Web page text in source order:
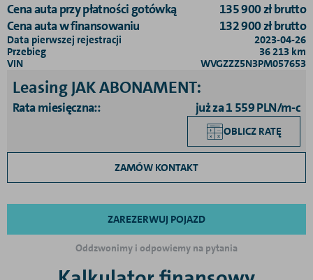
Cena auta przy płatności gotówką 135 900złbrutto
Cena auta w finansowaniu
132 900złbrutto
Data pierwszej rejestracji
2023-04-26
Przebieg
36 213 km
VIN
WVGZZZ5N3PM057653
Leasing JAK ABONAMENT:
Rata miesięczna:: już za 1 559 PLN/m-c
OBLICZ RATĘ
ZAMÓW KONTAKT
ZAREZERWUJ POJAZD
Oddzwonimy i odpowiemy na pytania